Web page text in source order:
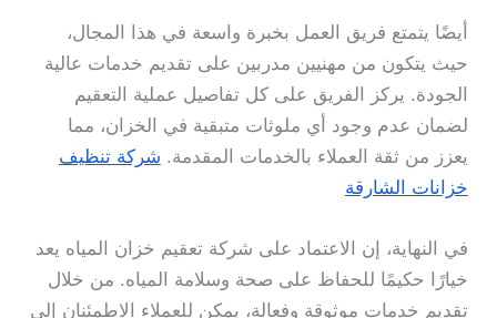
أيضًا يتمتع فريق العمل بخبرة واسعة في هذا المجال،
حيث يتكون من مهنيين مدربين على تقديم خدمات عالية
الجودة. يركز الفريق على كل تفاصيل عملية التعقيم
لضمان عدم وجود أي ملوثات متبقية في الخزان، مما
يعزز من ثقة العملاء بالخدمات المقدمة. شركة تنظيف
خزانات الشارقة
في النهاية، إن الاعتماد على شركة تعقيم خزان المياه يعد
خيارًا حكيمًا للحفاظ على صحة وسلامة المياه. من خلال
تقديم خدمات موثوقة وفعالة، يمكن للعملاء الاطمئنان إلى